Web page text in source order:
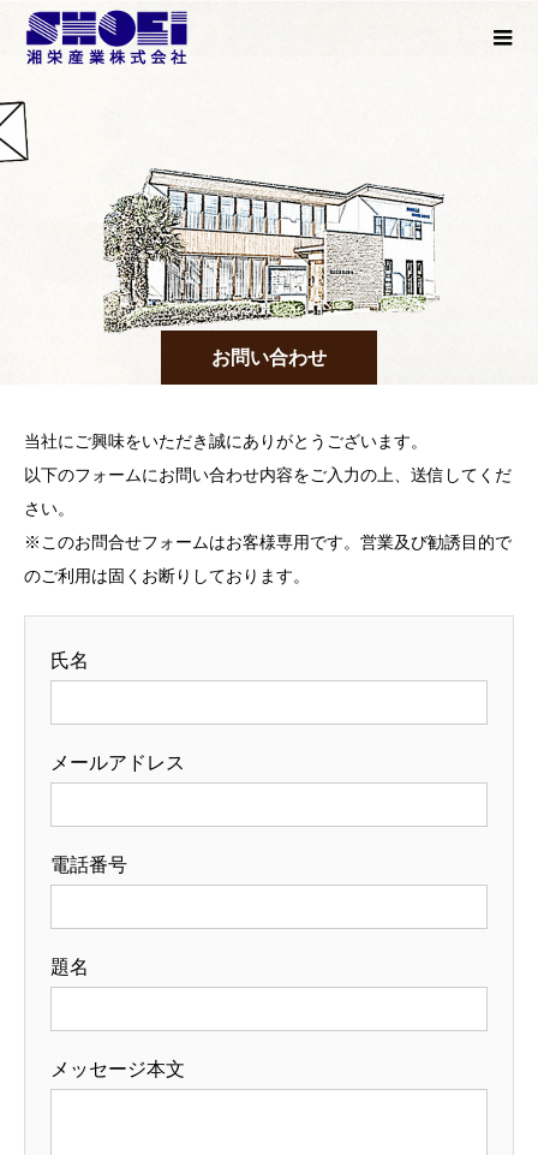
お問い合わせ
当社にご興味をいただき誠にありがとうございます。
以下のフォームにお問い合わせ内容をご入力の上、送信してくだ
さい。
※このお問合せフォームはお客様専用です。営業及び勧誘目的で
のご利用は固くお断りしております。
氏名
メールアドレス
電話番号
題名
メッセージ本文